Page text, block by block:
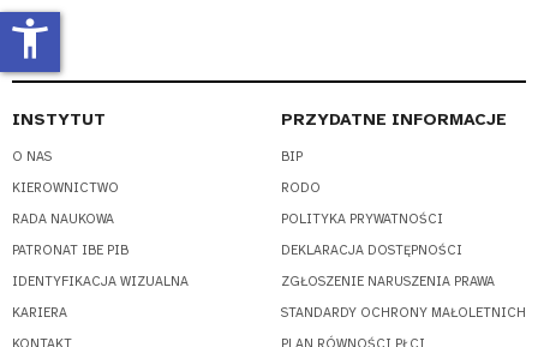
INSTYTUT
O NAS
KIEROWNICTWO
RADA NAUKOWA
PATRONAT IBE PIB
IDENTYFIKACJA WIZUALNA
KARIERA
PRZYDATNE INFORMACJE
BIP
RODO
POLITYKA PRYWATNOŚCI
DEKLARACJA DOSTĘPNOŚCI
ZGŁOSZENIE NARUSZENIA PRAWA
STANDARDY OCHRONY MAŁOLETNICH
accessibility_new